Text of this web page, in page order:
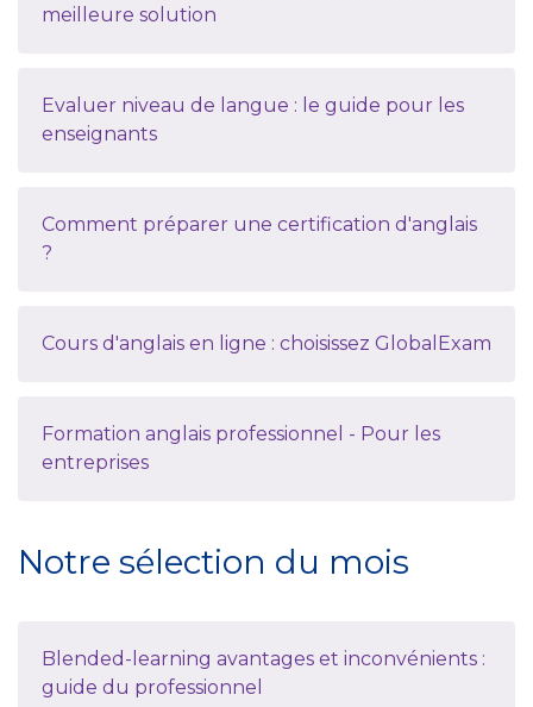
meilleure solution
Evaluer niveau de langue : le guide pour les
enseignants
Comment préparer une certification d'anglais
?
Cours d'anglais en ligne : choisissez GlobalExam
Formation anglais professionnel - Pour les
entreprises
Notre sélection du mois
Blended-learning avantages et inconvénients :
guide du professionnel